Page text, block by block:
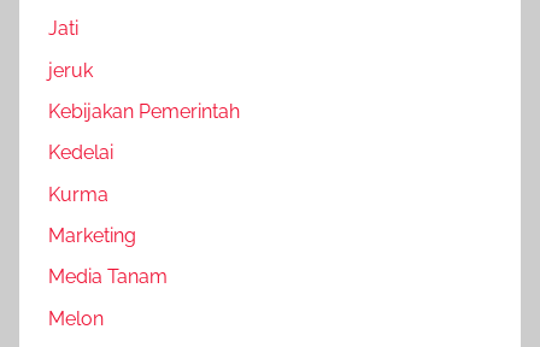
Jati
jeruk
Kebijakan Pemerintah
Kedelai
Kurma
Marketing
Media Tanam
Melon